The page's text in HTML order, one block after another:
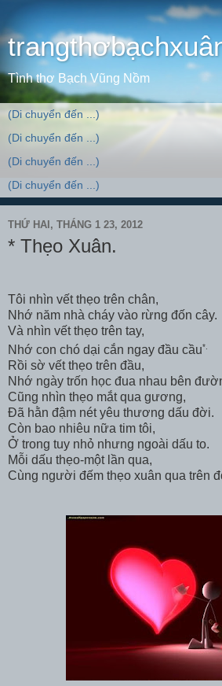
Tình thơ Bạch Vũng Nồm
THỨ HAI, THÁNG 1 23, 2012
* Thẹo Xuân.
Tôi nhìn vết thẹo trên chân,
Nhớ năm nhà cháy vào rừng đốn cây.
Và nhìn vết thẹo trên tay,
Nhớ con chó dại cắn ngay đầu cầu*.
Rồi sờ vết thẹo trên đầu,
Nhớ ngày trốn học đua nhau bên
Cũng nhìn thẹo mắt qua gương,
Đã hằn đậm nét yêu thương dấu đời.
Còn bao nhiêu nữa tim tôi,
Ở trong tuy nhỏ nhưng ngoài dấu to.
Mỗi dấu thẹo-một lần qua,
Cùng người đếm thẹo xuân qua trên